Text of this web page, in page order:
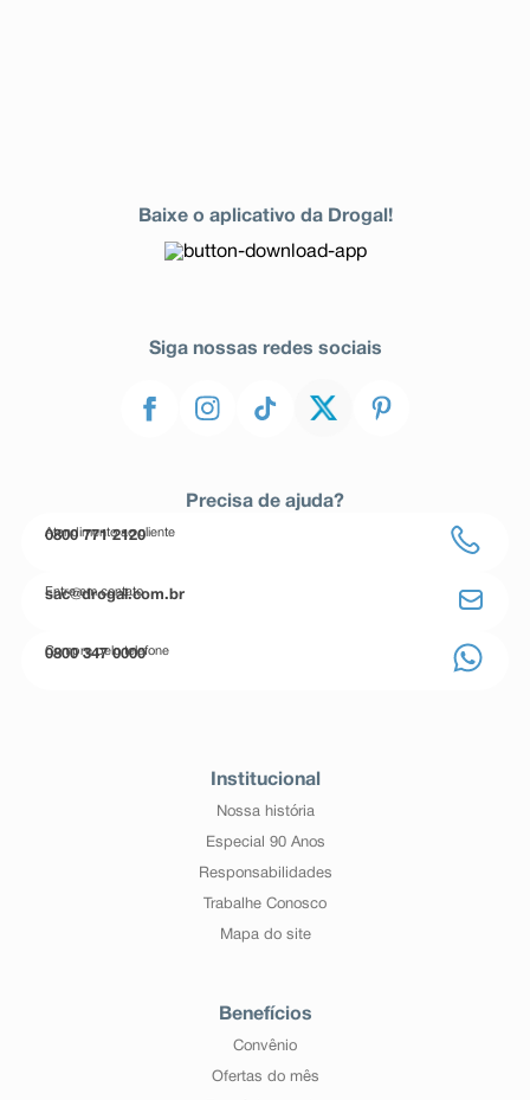
Baixe o aplicativo da Drogal!
Siga nossas redes sociais
Precisa de ajuda?
Atendimento ao cliente
0800 771 2120
Entre em contato
sac@drogal.com.br
Compre pelo telefone
0800 347 0000
Institucional
Nossa história
Especial 90 Anos
Responsabilidades
Trabalhe Conosco
Mapa do site
Benefícios
Convênio
Ofertas do mês